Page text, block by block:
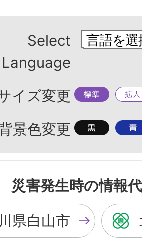
Select
Language
イズ変更 標
準
拡
大
景色変更 背
色
を
黒
色
に
背
色
を
青
色
に
災害発生時の情報
県白山市